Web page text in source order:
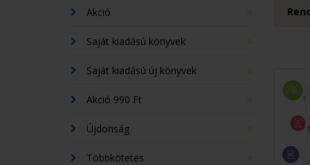
Akció
Saját kiadású könyvek
Saját kiadású új könyvek
Akció 990 Ft
Újdonság
Többkötetes